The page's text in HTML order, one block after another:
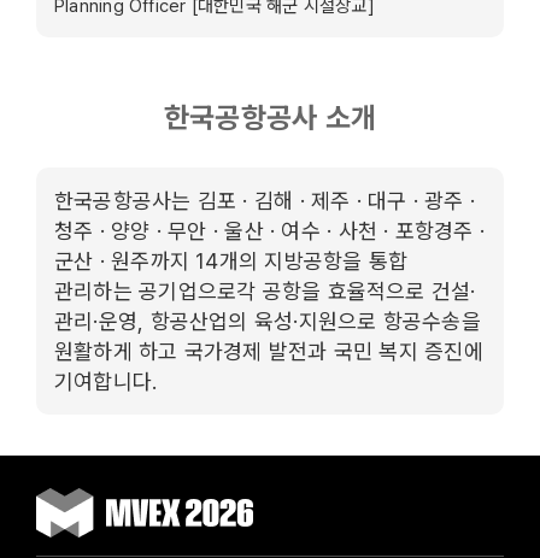
Planning Officer [대한민국 해군 시설장교]
한국공항공사 소개
한국공항공사는 김포 · 김해 · 제주 · 대구 · 광주 ·
청주 · 양양 · 무안 · 울산 · 여수 · 사천 · 포항경주 ·
군산 · 원주까지 14개의 지방공항을 통합
관리하는 공기업으로각 공항을 효율적으로 건설·
관리·운영, 항공산업의 육성·지원으로 항공수송을
원활하게 하고 국가경제 발전과 국민 복지 증진에
기여합니다.